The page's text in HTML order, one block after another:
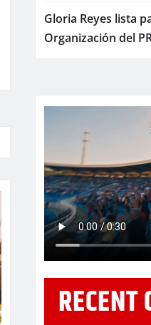
Gloria Reyes lista
Organización del
RECENT